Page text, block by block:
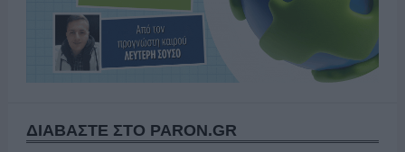
ΔΙΑΒΑΣΤΕ ΣΤΟ PARON.GR